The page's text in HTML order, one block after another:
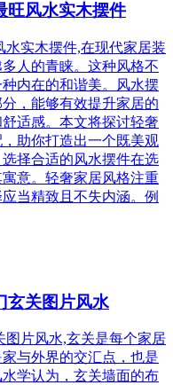
旺风水实木摆件
实木摆件,在现代家居装
人的青睐。这种风格不
内在的和谐美。风水摆
，能够有效提升家居的
适感。本文将探讨轻奢
助你打造出一个既美观
择合适的风水摆件在选
意。轻奢家居风格注重
当精致且不失内涵。例
玄关图片风水
图片风水,玄关是每个家居
与外界的交汇点，也是
学认为，玄关墙面的布